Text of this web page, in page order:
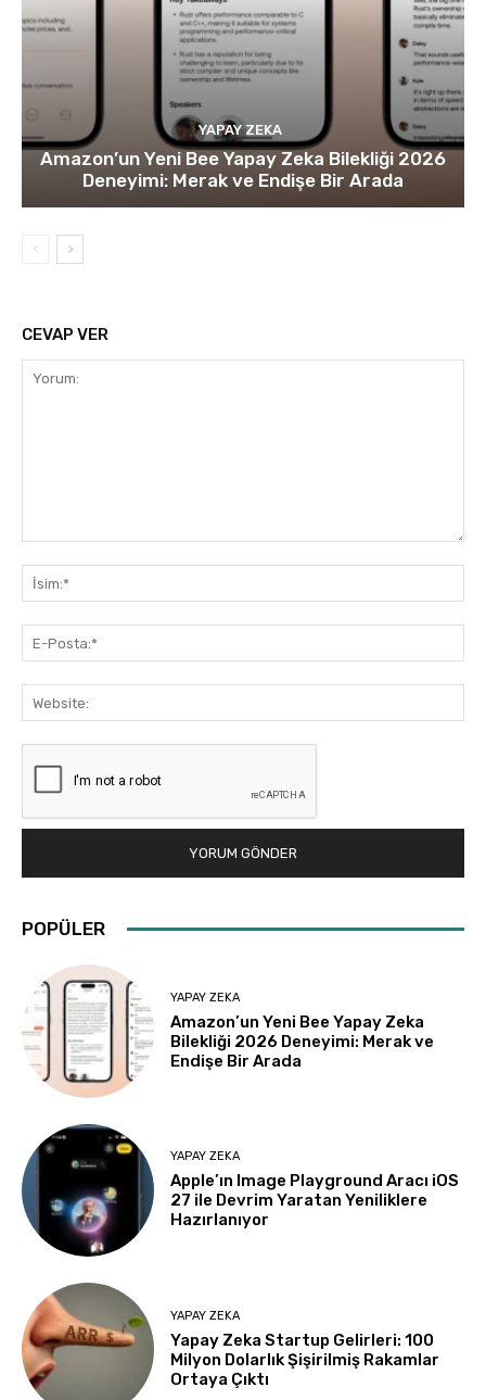
YAPAY ZEKA
Amazon’un Yeni Bee Yapay Zeka Bilekliği 2026
Deneyimi: Merak ve Endişe Bir Arada
CEVAP VER
POPÜLER
YAPAY ZEKA
Amazon’un Yeni Bee Yapay Zeka
Bilekliği 2026 Deneyimi: Merak ve
Endişe Bir Arada
YAPAY ZEKA
Apple’ın Image Playground Aracı iOS
27 ile Devrim Yaratan Yeniliklere
Hazırlanıyor
YAPAY ZEKA
Yapay Zeka Startup Gelirleri: 100
Milyon Dolarlık Şişirilmiş Rakamlar
Ortaya Çıktı